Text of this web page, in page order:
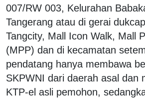
007/RW 003, Kelurahan
Tangerang atau di gerai
Tangcity, Mall Icon Walk, Mall
(MPP) dan di kecamatan
pendatang hanya membawa
SKPWNI dari daerah asal dan
KTP-el asli pemohon,